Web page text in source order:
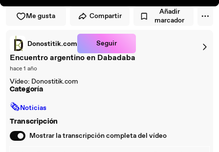
Me gusta Compartir
Añadir
marcador
Donostitik.com Seguir
Encuentro argentino en Dabadaba
hace 1 año
Vídeo: Donostitik.com
Categoría
🗞Noticias
Transcripción
Mostrar la transcripción completa del vídeo